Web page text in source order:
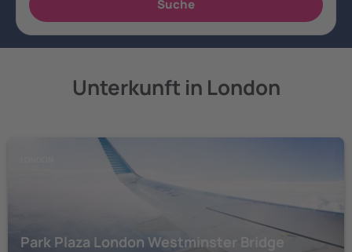
Unterkunft in London
Park Plaza London Westminster Bridge